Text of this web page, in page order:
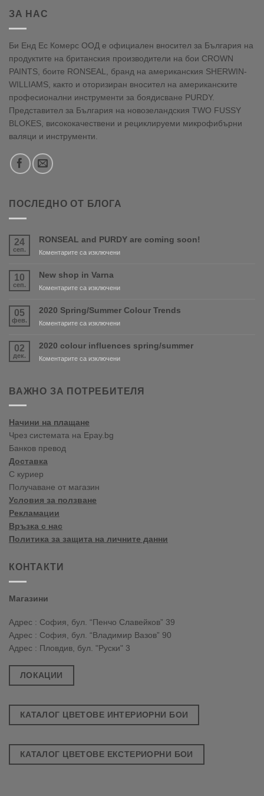
ЗА НАС
Би Енд Ес Комерс ООД е официален вносител за България на
продуктите на британския производители на бои CROWN
PAINTS, боите RONSEAL, бранд на американския SHERWIN-
WILLIAMS, както и оторизиран вносител на американските
професионални инструменти за боядисване PURDY.
Представител за България на новозеландския TWO FUSSY
BLOKES, висококачествени и рециклируеми микрофибърни
валяци и инструменти.
ПОСЛЕДНО ОТ БЛОГА
24
сеп.
RONSEAL and PURDY are coming soon!
Коментарите са изключениза
are
soon!
10
сеп.
New shop in Varna
Коментарите са изключениза
shop
Varna
05
фев.
2020 Spring/Summer Colour Trends
Коментарите са изключениза
Spring/Summer
Trends
02
дек.
2020 colour influences spring/summer
Коментарите са изключениза
influences
ВАЖНО ЗА ПОТРЕБИТЕЛЯ
Начини на плащане
Чрез системата на Epay.bg
Банков превод
Доставка
С куриер
Получаване от магазин
Условия за ползване
Рекламации
Връзка с нас
Политика за защита на личните данни
КОНТАКТИ
Магазини
Адрес : София, бул. “Пенчо Славейков” 39
Адрес : София, бул. “Владимир Вазов” 90
Адрес : Пловдив, бул. "Руски" 3
ЛОКАЦИИ
КАТАЛОГ ЦВЕТОВЕ ИНТЕРИОРНИ БОИ
КАТАЛОГ ЦВЕТОВЕ ЕКСТЕРИОРНИ БОИ